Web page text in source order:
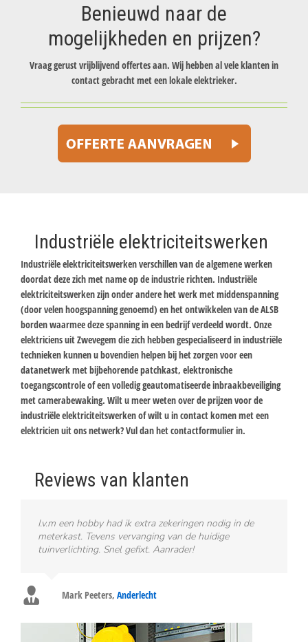
Benieuwd naar de
mogelijkheden en prijzen?
Vraag gerust vrijblijvend offertes aan. Wij hebben al vele klanten in
contact gebracht met een lokale elektrieker.
Industriële elektriciteitswerken
Industriële elektriciteitswerken verschillen van de algemene werken
doordat deze zich met name op de industrie richten. Industriële
elektriciteitswerken zijn onder andere het werk met middenspanning
(door velen hoogspanning genoemd) en het ontwikkelen van de ALSB
borden waarmee deze spanning in een bedrijf verdeeld wordt. Onze
elektriciens uit Zwevegem die zich hebben gespecialiseerd in industriële
technieken kunnen u bovendien helpen bij het zorgen voor een
datanetwerk met bijbehorende patchkast, elektronische
toegangscontrole of een volledig geautomatiseerde inbraakbeveiliging
met camerabewaking. Wilt u meer weten over de prijzen voor de
industriële elektriciteitswerken of wilt u in contact komen met een
elektricien uit ons netwerk? Vul dan het contactformulier in.
Reviews van klanten
I.v.m een hobby had ik extra zekeringen nodig in de
meterkast. Tevens vervanging van de huidige
tuinverlichting. Snel gefixt. Aanrader!
Mark Peeters, Anderlecht